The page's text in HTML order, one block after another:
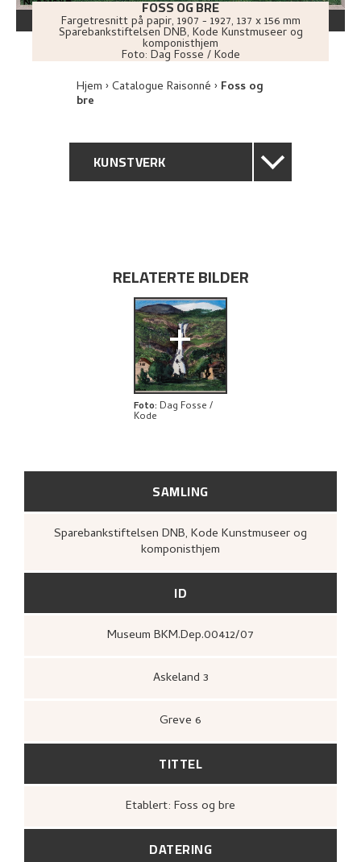
FOSS OG BRE
Fargetresnitt på papir, 1907 - 1927, 137 x 156 mm
Sparebankstiftelsen DNB, Kode Kunstmuseer og
komponisthjem
Foto: Dag Fosse / Kode
Hjem Catalogue Raisonné Foss og
bre
KUNSTVERK
PROVENIENS
UTFORSK
SAMLING
Sparebankstiftelsen DNB, Kode Kunstmuseer og
komponisthjem
ID
Museum BKM.Dep.00412/07
Askeland 3
Greve 6
TITTEL
Etablert: Foss og bre
DATERING
RELATERTE BILDER
+
Foto: Dag Fosse /
Kode